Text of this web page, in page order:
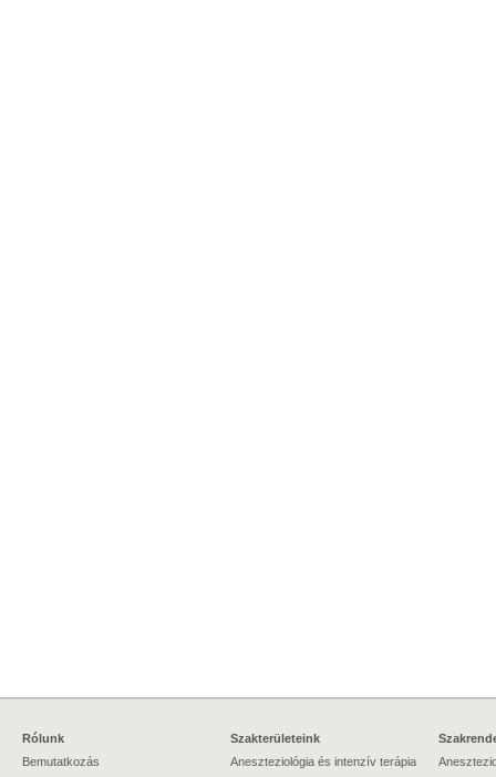
Rólunk
Bemutatkozás
Szakterületeink
Aneszteziológia és intenzív terápia